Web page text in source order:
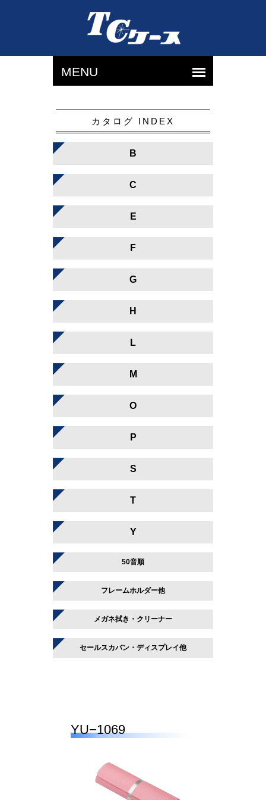
カタログ INDEX
B
C
E
F
G
H
L
M
O
P
S
T
Y
50音順
フレームホルダー他
メガネ拭き・クリーナー
セールスカバン・ディスプレイ他
YU−1069